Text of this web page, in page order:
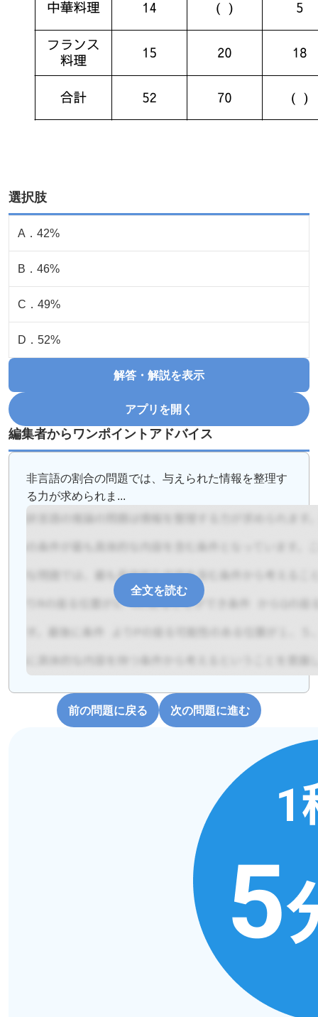
選択肢
A ． 42%
B ． 46%
C ． 49%
D ． 52%
解答・解説を表示
アプリを開く
編集者からワンポイントアドバイス
非言語の割合の問題では、与えられた情報を整理す
る力が求められま...
全文を読む
前の問題に戻る 次の問題に進む